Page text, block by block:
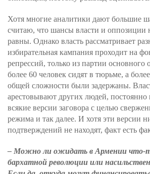
Хотя многие аналитики дают большие
считаю, что шансы власти и оппозиции
равны. Однако власть рассматривает
избирательная кампания проходит на
репрессий, только из партии основного
более 60 человек сидят в тюрьме, а
общей сложности были задержаны.
арестовывают других людей,
всякие версии заговора с целью
режима и так далее. И хотя эти версии
подтверждений не находят, факт есть
– Можно ли ожидать в Армении что-
бархатной революции или